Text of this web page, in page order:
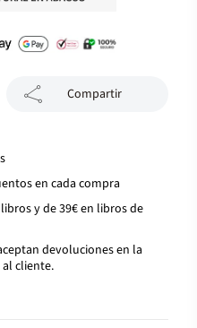
Compartir
en cada compra
y de 39€ en libros de
devoluciones en la
cliente.